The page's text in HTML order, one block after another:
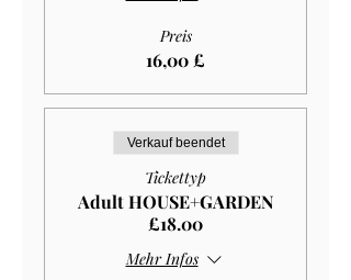
Preis
16,00 £
Verkauf beendet
Tickettyp
Adult HOUSE+GARDEN
£18.00
Mehr Infos